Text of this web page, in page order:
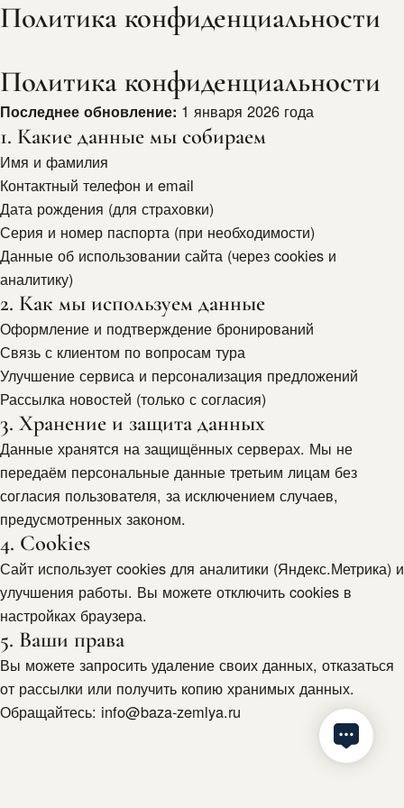
Перейти
кПолитика конфиденциальности
Политика конфиденциальности
Последнее обновление: 1 января 2026 года
1. Какие данные мы собираем
Имя и фамилия
Контактный телефон и email
Дата рождения (для страховки)
Серия и номер паспорта (при необходимости)
Данные об использовании сайта (через cookies и
аналитику)
2. Как мы используем данные
Оформление и подтверждение бронирований
Связь с клиентом по вопросам тура
Улучшение сервиса и персонализация предложений
Рассылка новостей (только с согласия)
3. Хранение и защита данных
Данные хранятся на защищённых серверах. Мы не
передаём персональные данные третьим лицам без
согласия пользователя, за исключением случаев,
предусмотренных законом.
4. Cookies
Сайт использует cookies для аналитики (Яндекс.Метрика) и
улучшения работы. Вы можете отключить cookies в
настройках браузера.
5. Ваши права
Вы можете запросить удаление своих данных, отказаться
от рассылки или получить копию хранимых данных.
Обращайтесь: info@baza-zemlya.ru